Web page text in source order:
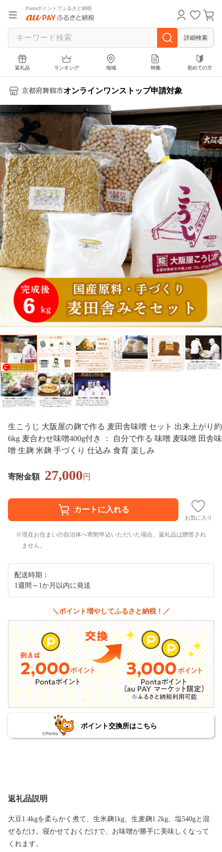
Pontaポイントでふるさと納税
詳細検索
返礼品 ランキング 地域 特集 初めての方
京都府舞鶴市オンラインワンストップ申請対象
生こうじ 大阪屋の麹で作る 麦田舎味噌 セット 出来上がり約
6kg 麦合わせ味噌400g付き ： 自分で作る 味噌 麦味噌 田舎味
噌 生麹 米麹 手づくり 仕込み 食育 楽しみ
寄附金額 27,000円
お気に入り
現在お住まいの自治体へ寄附申込いただいた場合、返礼品は贈答され
ません。
配送時期：
1週間～1か月以内に発送
＼ポイント増やしてふるさと納税！／
ポイント交換所はこちら
返礼品説明
大豆1.4kgを柔らかく煮て、生米麹1kg、生麦麹1.2kg、塩540gと混
ぜるだけ。寝かせておくだけで、お味噌が勝手に美味しくなって
くれます。